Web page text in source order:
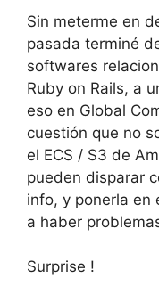
Sin meterme en
pasada terminé
softwares
Ruby on Rails, a
eso en Global
cuestión que no
el ECS / S3 de
pueden disparar
info, y ponerla en
a haber
Surprise !